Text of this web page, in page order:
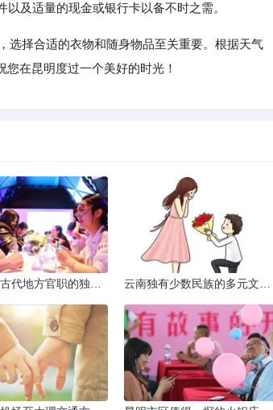
及适量的现金或银行卡以备不时之需。
选择合适的衣物和随身物品至关重要。根据天气
在昆明度过一个美好的时光！